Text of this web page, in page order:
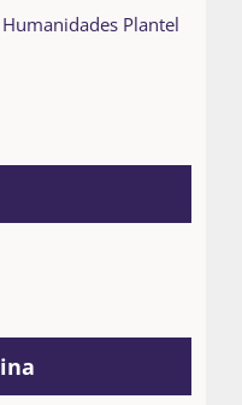
Plantel